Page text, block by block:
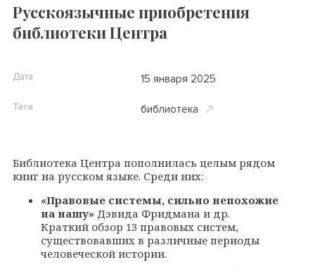
Русскоязычные приобретения
библиотеки Центра
Библиотека Центра пополнилась целым рядом
книг на русском языке. Среди них:
«Правовые системы, сильно непохожие
на нашу» Дэвида Фридмана и др.
Краткий обзор 13 правовых систем,
существовавших в различные периоды
человеческой истории.
Дата 15 января 2025
Теги библиотека